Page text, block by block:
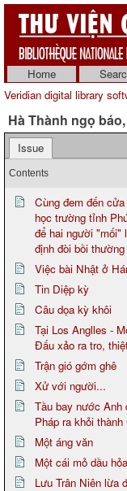
Home
Veridian digital library
Hà Thành ngọ
Issue
Contents
Cùng đem đến
học trường tỉnh
để hai người "mối"
định đòi bồi
Việc bài Nhật ở
Tin Diệp kỳ
Câu dọa kỳ khôi
Tại Los Anglles -
Đấu xảo ra tro,
Trận gió gớm ghê
Xử với người...
Tầu bay nước
Pháp ra khỏi thành
Một áng văn
Một cái mỏ dầu
Lưu Trân Niên lừa